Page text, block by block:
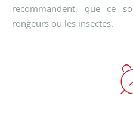
recommandent, que ce
rongeurs ou les insectes.